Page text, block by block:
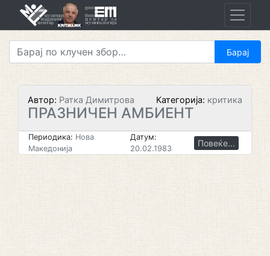
Автор: Ратка Димитрова Категорија: критика
ПРАЗНИЧЕН АМБИЕНТ
Периодика: Нова
Македонија
Датум:
20.02.1983
Повеќе...